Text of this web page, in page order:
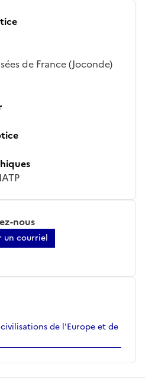
de France (Joconde)
nous
un courriel
de l'Europe et de